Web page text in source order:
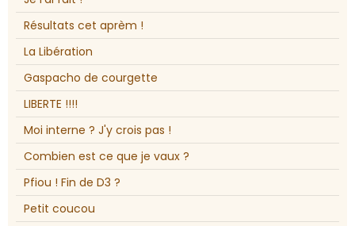
Résultats cet aprèm !
La Libération
Gaspacho de courgette
LIBERTE !!!!
Moi interne ? J'y crois pas !
Combien est ce que je vaux ?
Pfiou ! Fin de D3 ?
Petit coucou